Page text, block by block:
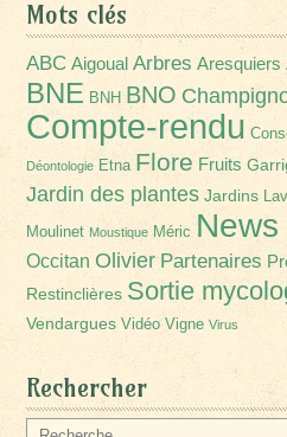
Mots clés
ABC Aigoual Arbres Aresquiers
BNE BNH BNO
Compte-rendu
Déontologie Etna Flore Fruits
Jardin des plantes Jardins
Moulinet Moustique Méric
Occitan Olivier Partenaires
Restinclières Sortie
Vendargues Vidéo Vigne Virus
Rechercher